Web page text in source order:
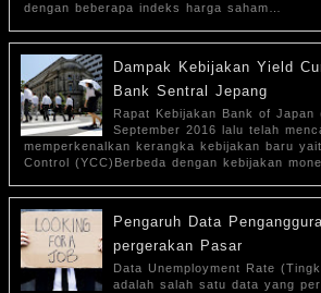
dengan beberapa indeks harga saham…
Dampak Kebijakan Yield
Bank Sentral Jepang
Rapat Kebijakan Bank of Japan
September 2016 lalu telah
memperkenalkan kerangka kebijakan baru
Control (YCC)Berbeda dengan kebijakan
Pengaruh Data
pergerakan Pasar
Data Unemployment Rate
adalah salah satu data yang